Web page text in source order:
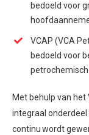
bedoeld voor
VCAP (VCA
bedoeld voor
Met behulp van het
integraal
continu wordt